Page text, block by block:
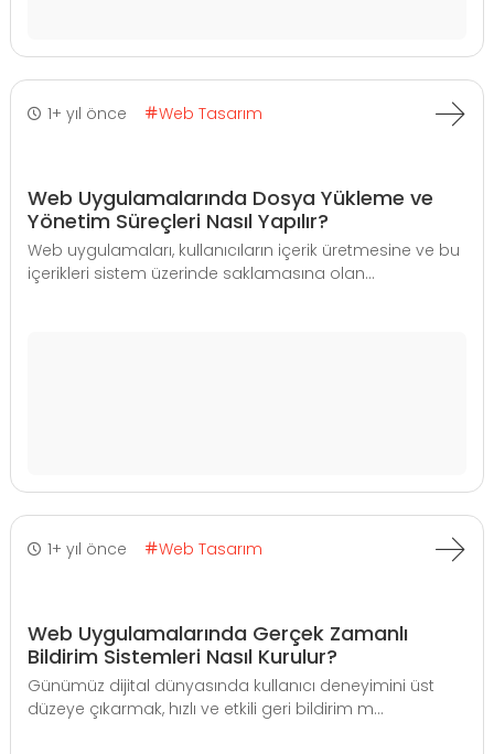
1+ yıl önce Web Tasarım
Web Uygulamalarında Dosya Yükleme ve
Yönetim Süreçleri Nasıl Yapılır?
Web uygulamaları, kullanıcıların içerik üretmesine ve bu
içerikleri sistem üzerinde saklamasına olan...
1+ yıl önce Web Tasarım
Web Uygulamalarında Gerçek Zamanlı
Bildirim Sistemleri Nasıl Kurulur?
Günümüz dijital dünyasında kullanıcı deneyimini üst
düzeye çıkarmak, hızlı ve etkili geri bildirim m...